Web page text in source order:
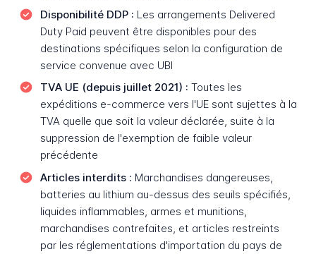
Disponibilité DDP : Les arrangements Delivered
Duty Paid peuvent être disponibles pour des
destinations spécifiques selon la configuration de
service convenue avec UBI
TVA UE (depuis juillet 2021) : Toutes les
expéditions e-commerce vers l'UE sont sujettes à la
TVA quelle que soit la valeur déclarée, suite à la
suppression de l'exemption de faible valeur
précédente
Articles interdits : Marchandises dangereuses,
batteries au lithium au-dessus des seuils spécifiés,
liquides inflammables, armes et munitions,
marchandises contrefaites, et articles restreints
par les réglementations d'importation du pays de